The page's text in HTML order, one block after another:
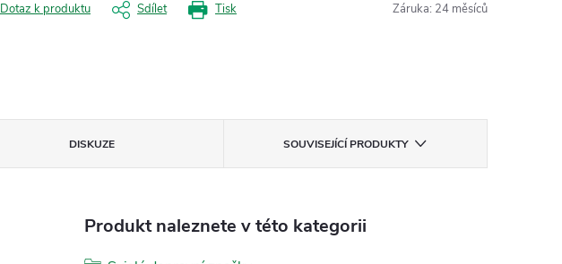
Tisk
Dotaz k produktu Sdílet Záruka: 24 měsíců
DISKUZE SOUVISEJÍCÍ PRODUKTY
Produkt naleznete v této kategorii